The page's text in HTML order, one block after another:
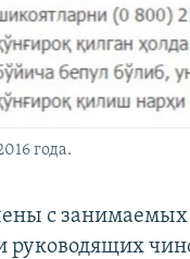
года.
с
руководящих